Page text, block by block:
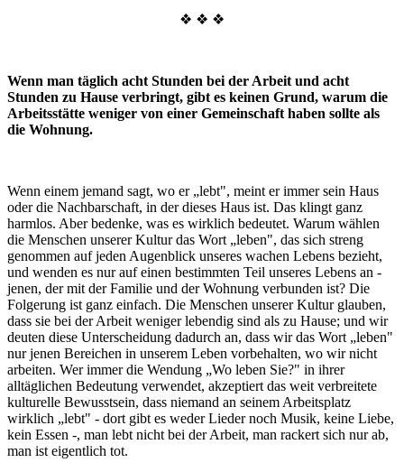
❖ ❖ ❖
Wenn man täglich acht Stunden bei der Arbeit und acht
Stunden zu Hause verbringt, gibt es keinen Grund, warum die
Arbeitsstätte weniger von einer Gemeinschaft haben sollte als
die Wohnung.
Wenn einem jemand sagt, wo er „lebt", meint er immer sein Haus
oder die Nachbarschaft, in der dieses Haus ist. Das klingt ganz
harmlos. Aber bedenke, was es wirklich bedeutet. Warum wählen
die Menschen unserer Kultur das Wort „leben", das sich streng
genommen auf jeden Augenblick unseres wachen Lebens bezieht,
und wenden es nur auf einen bestimmten Teil unseres Lebens an -
jenen, der mit der Familie und der Wohnung verbunden ist? Die
Folgerung ist ganz einfach. Die Menschen unserer Kultur glauben,
dass sie bei der Arbeit weniger lebendig sind als zu Hause; und wir
deuten diese Unterscheidung dadurch an, dass wir das Wort „leben"
nur jenen Bereichen in unserem Leben vorbehalten, wo wir nicht
arbeiten. Wer immer die Wendung „Wo leben Sie?" in ihrer
alltäglichen Bedeutung verwendet, akzeptiert das weit verbreitete
kulturelle Bewusstsein, dass niemand an seinem Arbeitsplatz
wirklich „lebt" - dort gibt es weder Lieder noch Musik, keine Liebe,
kein Essen -, man lebt nicht bei der Arbeit, man rackert sich nur ab,
man ist eigentlich tot.